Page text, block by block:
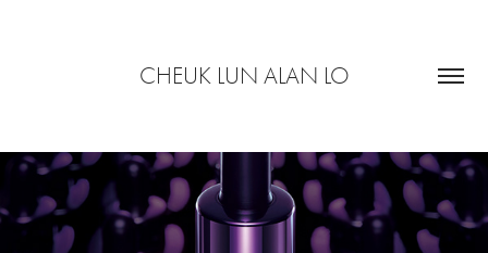
CHEUK LUN ALAN LO